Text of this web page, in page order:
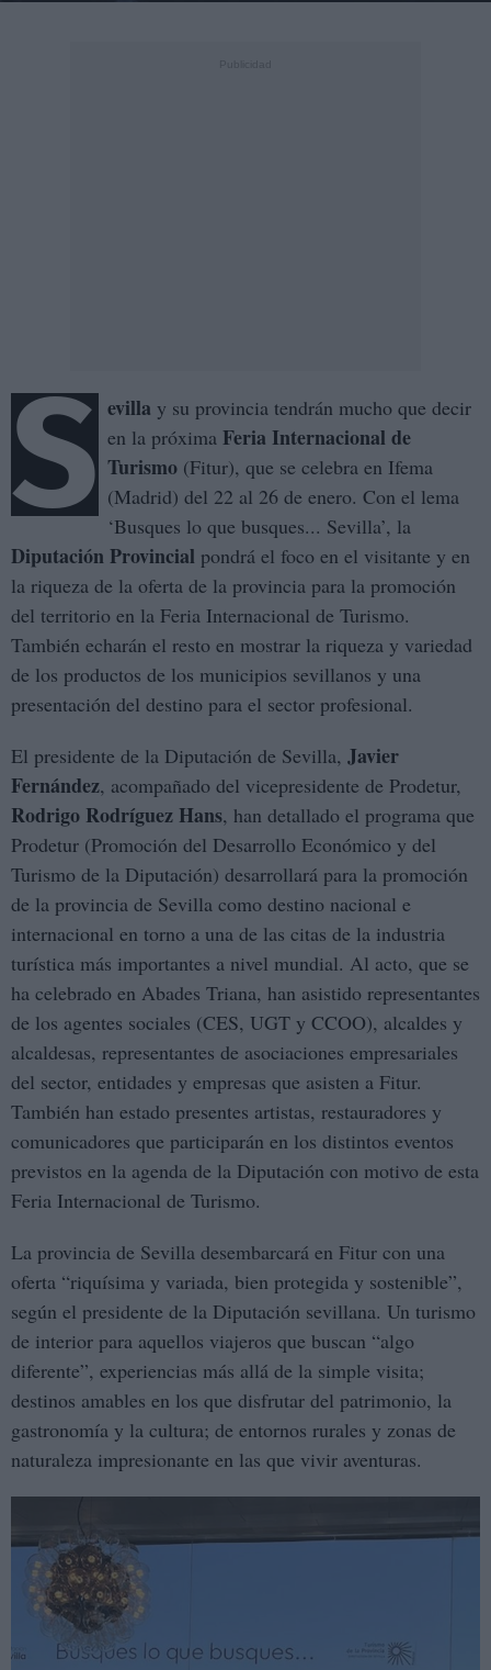
S evilla y su provincia tendrán mucho que decir
en la próxima Feria Internacional de
Turismo (Fitur), que se celebra en Ifema
(Madrid) del 22 al 26 de enero. Con el lema
‘Busques lo que busques... Sevilla’, la
Diputación Provincial pondrá el foco en el visitante y en
la riqueza de la oferta de la provincia para la promoción
del territorio en la Feria Internacional de Turismo.
También echarán el resto en mostrar la riqueza y variedad
de los productos de los municipios sevillanos y una
presentación del destino para el sector profesional.
El presidente de la Diputación de Sevilla, Javier
Fernández, acompañado del vicepresidente de Prodetur,
Rodrigo Rodríguez Hans, han detallado el programa que
Prodetur (Promoción del Desarrollo Económico y del
Turismo de la Diputación) desarrollará para la promoción
de la provincia de Sevilla como destino nacional e
internacional en torno a una de las citas de la industria
turística más importantes a nivel mundial. Al acto, que se
ha celebrado en Abades Triana, han asistido representantes
de los agentes sociales (CES, UGT y CCOO), alcaldes y
alcaldesas, representantes de asociaciones empresariales
del sector, entidades y empresas que asisten a Fitur.
También han estado presentes artistas, restauradores y
comunicadores que participarán en los distintos eventos
previstos en la agenda de la Diputación con motivo de esta
Feria Internacional de Turismo.
La provincia de Sevilla desembarcará en Fitur con una
oferta “riquísima y variada, bien protegida y sostenible”,
según el presidente de la Diputación sevillana. Un turismo
de interior para aquellos viajeros que buscan “algo
diferente”, experiencias más allá de la simple visita;
destinos amables en los que disfrutar del patrimonio, la
gastronomía y la cultura; de entornos rurales y zonas de
naturaleza impresionante en las que vivir aventuras.